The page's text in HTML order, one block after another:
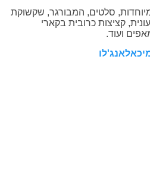
סלטים, המבורגר, שקשוקת
קציצות כרובית בקארי
ועוד.